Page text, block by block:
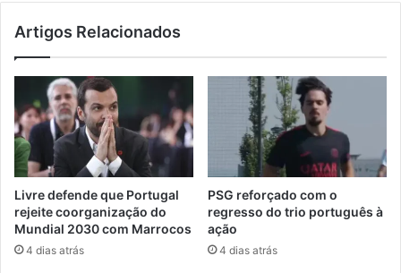
Artigos Relacionados
Livre defende que Portugal
rejeite coorganização do
Mundial 2030 com Marrocos
4 dias atrás
PSG reforçado com o
regresso do trio português à
ação
4 dias atrás